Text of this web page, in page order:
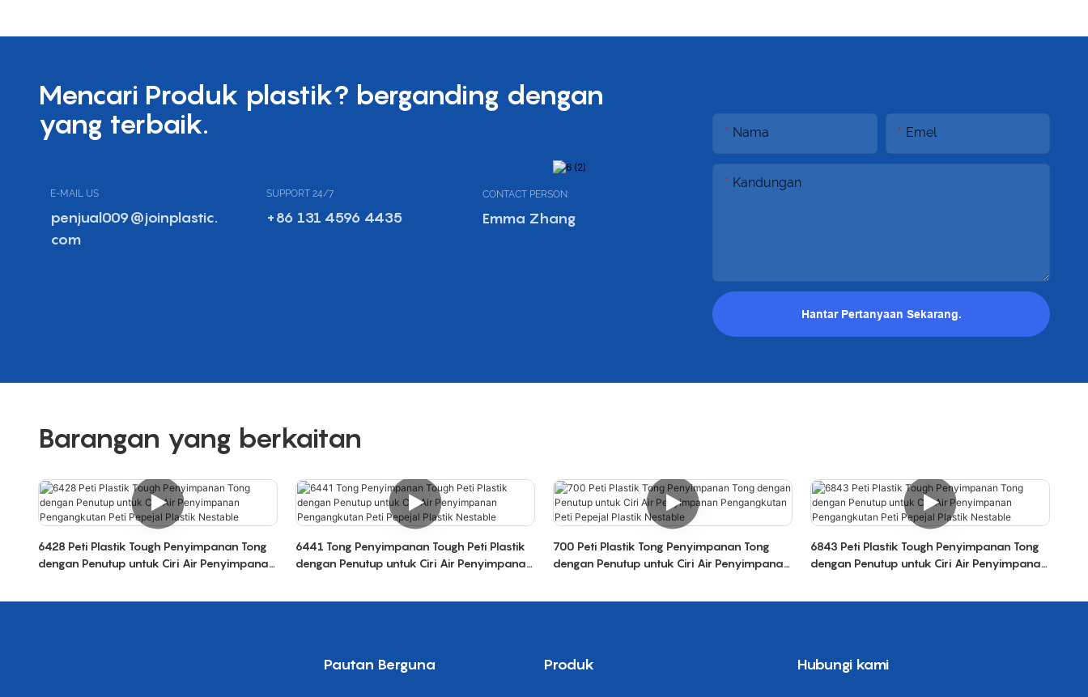
Mencari Produk plastik? berganding dengan
yang terbaik.
E-MAIL US
penjual009@joinplastic.
com
SUPPORT 24/7
+86 131 4596 4435
CONTACT PERSON:
Emma Zhang
Nama Emel
Kandungan
Hantar Pertanyaan Sekarang.
Barangan yang berkaitan
6428 Peti Plastik Tough Penyimpanan Tong
dengan Penutup untuk Ciri Air Penyimpanan
6441 Tong Penyimpanan Tough Peti Plastik
dengan Penutup untuk Ciri Air Penyimpanan
700 Peti Plastik Tong Penyimpanan Tong
dengan Penutup untuk Ciri Air Penyimpanan
6843 Peti Plastik Tough Penyimpanan Tong
dengan Penutup untuk Ciri Air Penyimpanan
Pautan Berguna Produk Hubungi kami